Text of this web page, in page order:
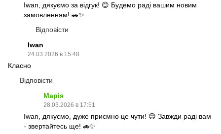
Iwan, дякуємо за відгук! 😊 Будемо раді вашим новим
замовленням! 🚗✨
Відповісти
Iwan
24.03.2026 в 15:48
Класно
Відповісти
Марія
28.03.2026 в 17:51
Iwan, дякуємо, дуже приємно це чути! 😊 Завжди раді вам
- звертайтесь ще! 🚗✨